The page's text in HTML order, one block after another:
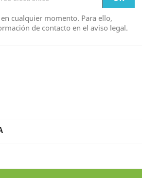
cualquier momento. Para ello,
de contacto en el aviso legal.